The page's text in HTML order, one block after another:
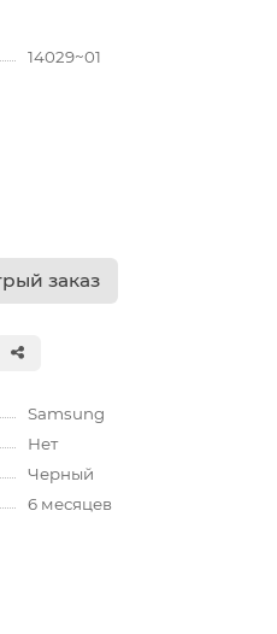
14029~01
заказ
Samsung
Нет
Черный
6 месяцев